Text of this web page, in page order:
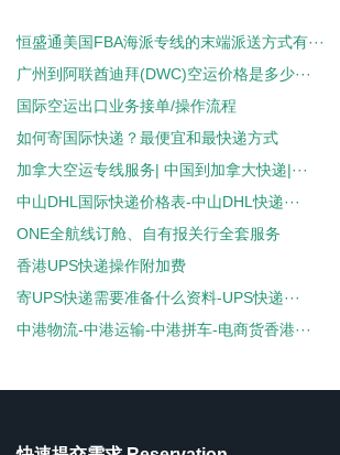
恒盛通美国FBA海派专线的末端派送方式有···
广州到阿联酋迪拜(DWC)空运价格是多少···
国际空运出口业务接单/操作流程
如何寄国际快递？最便宜和最快递方式
加拿大空运专线服务| 中国到加拿大快递|···
中山DHL国际快递价格表-中山DHL快递···
ONE全航线订舱、自有报关行全套服务
香港UPS快递操作附加费
寄UPS快递需要准备什么资料-UPS快递···
中港物流-中港运输-中港拼车-电商货香港···